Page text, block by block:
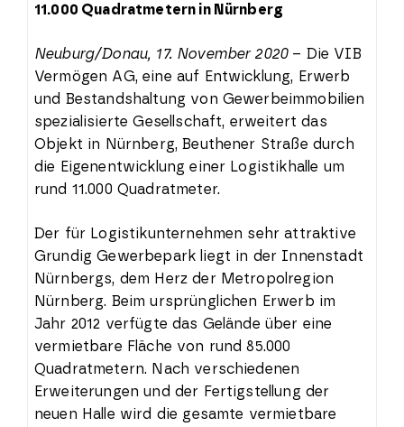
11.000 Quadratmetern in Nürnberg
Neuburg/Donau, 17. November 2020– Die VIB
Vermögen AG, eine auf Entwicklung, Erwerb
und Bestandshaltung von Gewerbeimmobilien
spezialisierte Gesellschaft, erweitert das
Objekt in Nürnberg, Beuthener Straße durch
die Eigenentwicklung einer Logistikhalle um
rund 11.000 Quadratmeter.
Der für Logistikunternehmen sehr attraktive
Grundig Gewerbepark liegt in der Innenstadt
Nürnbergs, dem Herz der Metropolregion
Nürnberg. Beim ursprünglichen Erwerb im
Jahr 2012 verfügte das Gelände über eine
vermietbare Fläche von rund 85.000
Quadratmetern. Nach verschiedenen
Erweiterungen und der Fertigstellung der
neuen Halle wird die gesamte vermietbare